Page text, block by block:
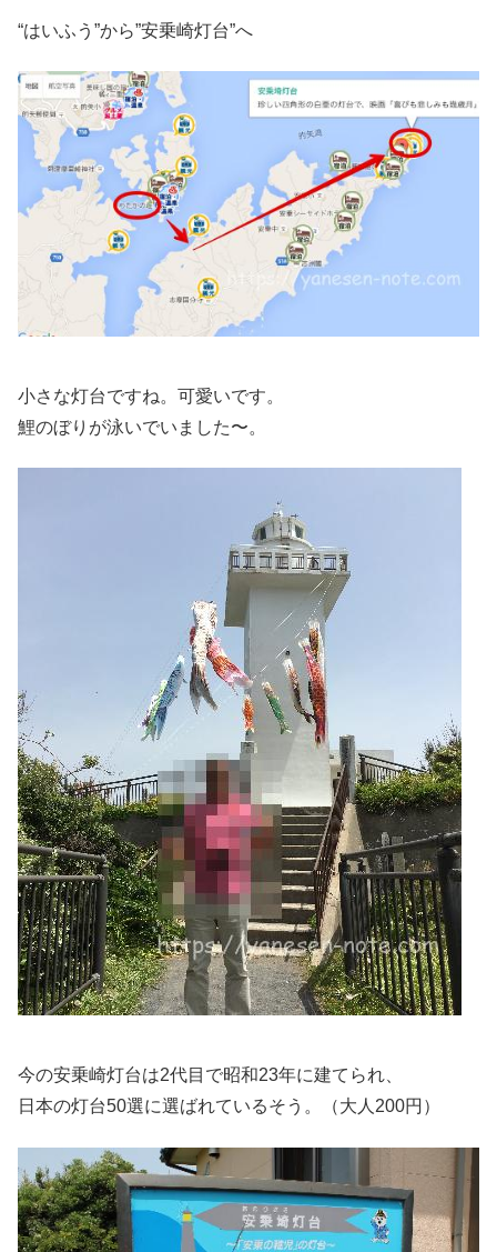
“はいふう”から”安乗崎灯台”へ
小さな灯台ですね。可愛いです。
鯉のぼりが泳いでいました〜。
今の安乗崎灯台は2代目で昭和23年に建てられ、
日本の灯台50選に選ばれているそう。（大人200円）